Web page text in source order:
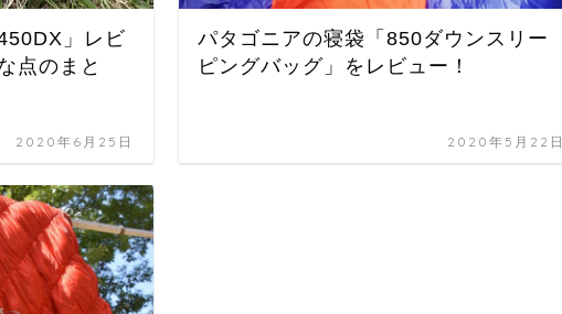
」レビ
点のまと
2020年6月25日
パタゴニアの寝袋「850ダウンスリー
ピングバッグ」をレビュー！
2020年5月22日